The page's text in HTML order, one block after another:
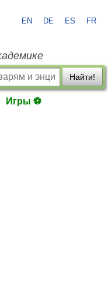
EN DE ES FR
Найти!
Игры ⚽